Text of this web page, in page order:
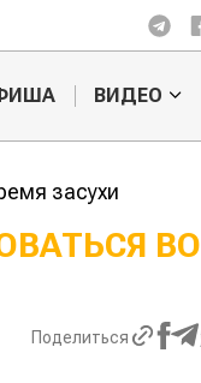
ВИДЕО
засухи
ВО
Поделиться